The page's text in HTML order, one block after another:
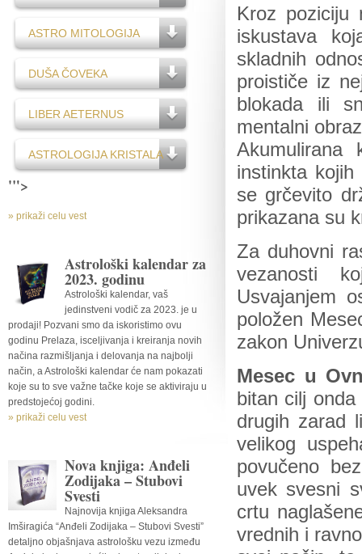
ASTRO MITOLOGIJA
DUŠA ČOVEKA
LIBER AETERNUS
ASTROLOGIJA KRISTALA
'">
» prikaži celu vest
Astrološki kalendar za
2023. godinu
Astrološki kalendar, vaš
jedinstveni vodič za 2023. je u
prodaji! Pozvani smo da iskoristimo ovu
godinu Prelaza, isceljivanja i kreiranja novih
načina razmišljanja i delovanja na najbolji
način, a Astrološki kalendar će nam pokazati
koje su to sve važne tačke koje se aktiviraju u
predstojećoj godini.
» prikaži celu vest
Nova knjiga: Anđeli
Zodijaka – Stubovi
Svesti
Najnovija knjiga Aleksandra
Imširagića “Anđeli Zodijaka – Stubovi Svesti”
detaljno objašnjava astrološku vezu između
Kroz poziciju
iskustava
skladnih
proističe iz
blokada ili
mentalni
Akumulirana
instinkta
se grčevito
prikazana su
Za duhovni
vezanosti
Usvajanjem
položen
zakon
Mesec u
bitan cilj
drugih zarad
velikog
povučeno
uvek svesni
crtu
vrednih i